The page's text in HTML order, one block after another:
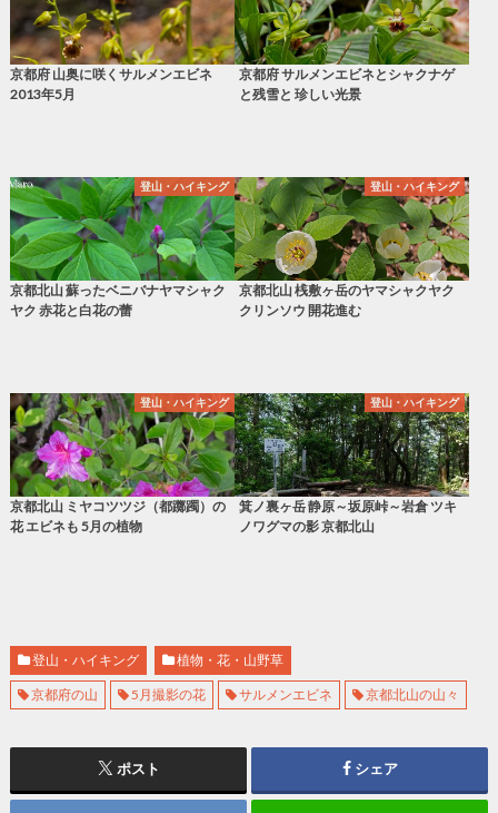
京都府 山奥に咲くサルメンエビネ
2013年5月
京都府 サルメンエビネとシャクナゲ
と残雪と 珍しい光景
登山・ハイキング
京都北山 蘇ったベニバナヤマシャク
ヤク 赤花と白花の蕾
登山・ハイキング
京都北山 桟敷ヶ岳のヤマシャクヤク
クリンソウ 開花進む
登山・ハイキング
京都北山 ミヤコツツジ（都躑躅）の
花 エビネも 5月の植物
登山・ハイキング
箕ノ裏ヶ岳 静原～坂原峠～岩倉 ツキ
ノワグマの影 京都北山
登山・ハイキング 植物・花・山野草
京都府の山 5月撮影の花 サルメンエビネ 京都北山の山々
ポスト シェア